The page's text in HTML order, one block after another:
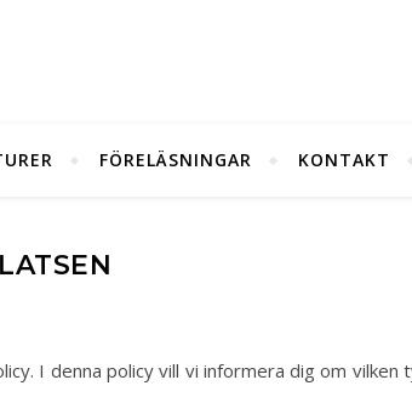
FÖRELÄSNINGAR KONTAKT
I denna policy vill vi informera dig om vilken